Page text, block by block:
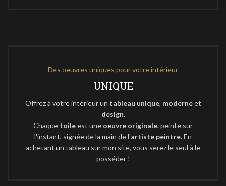
Des oeuvres uniques pour votre intérieur
UNIQUE
Offrez à votre intérieur un tableau unique, moderneet
design.
Chaque toileest une oeuvre originale, peinte sur
l'instant, signée de la main de l'artiste peintre. En
achetant un tableau sur mon site, vous serez le seul à le
posséder !